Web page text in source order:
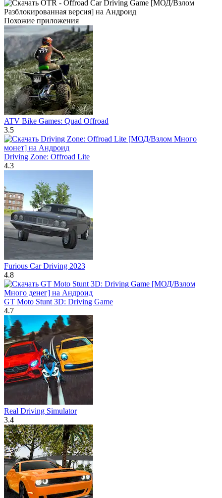
Похожие приложения
ATV Bike Games: Quad Offroad
3.5
Driving Zone: Offroad Lite
4.3
Furious Car Driving 2023
4.8
GT Moto Stunt 3D: Driving Game
4.7
Real Driving Simulator
3.4